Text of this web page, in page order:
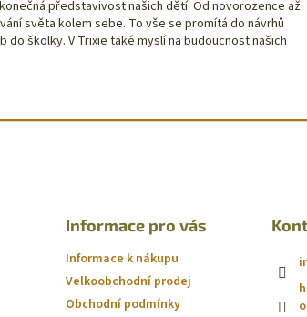
představivost našich dětí. Od novorozence až
světa kolem sebe. To vše se promítá do návrhů
školky. V Trixie také myslí na budoucnost našich
Informace pro vás
Informace k nákupu
Velkoobchodní prodej
Obchodní podmínky